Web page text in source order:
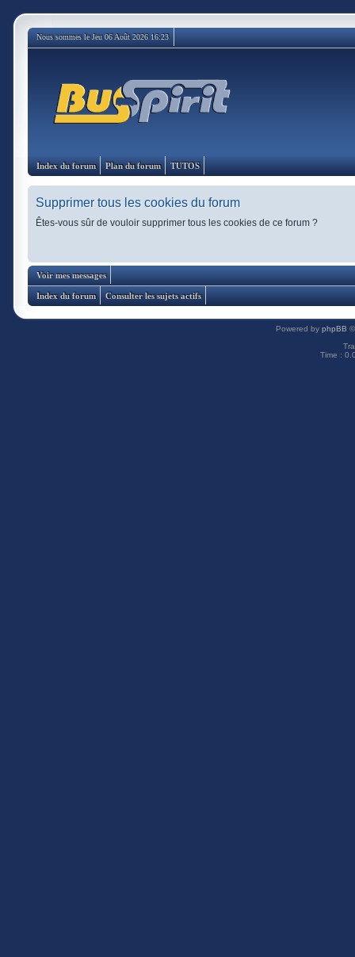
Nous sommes le Jeu 06 Août 2026 16:23
Index du forum Plan du forum TUTOS
Supprimer tous les cookies du forum
Êtes-vous sûr de vouloir supprimer tous les cookies de ce forum ?
Voir mes messages
Index du forum Consulter les sujets actifs
Powered by phpBB
Time :